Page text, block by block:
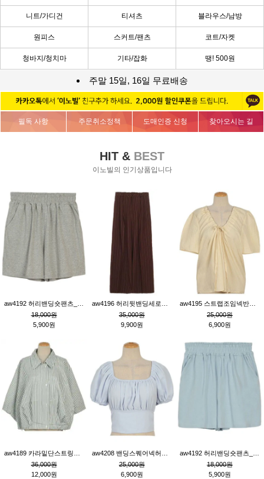
니트/가디건 티셔츠 블라우스/남방
원피스 스커트/팬츠 코트/자켓
청바지/청치마 기타/잡화 땡! 500원
주말 15일, 16일 무료배송
필독 사항 주문취소정책 도매인증 신청 찾아오시는 길
HIT & BEST
이노빌의 인기상품입니다
18,000원
5,900원
35,000원
9,900원
25,000원
6,900원
36,000원
12,000원
25,000원
6,900원
18,000원
5,900원